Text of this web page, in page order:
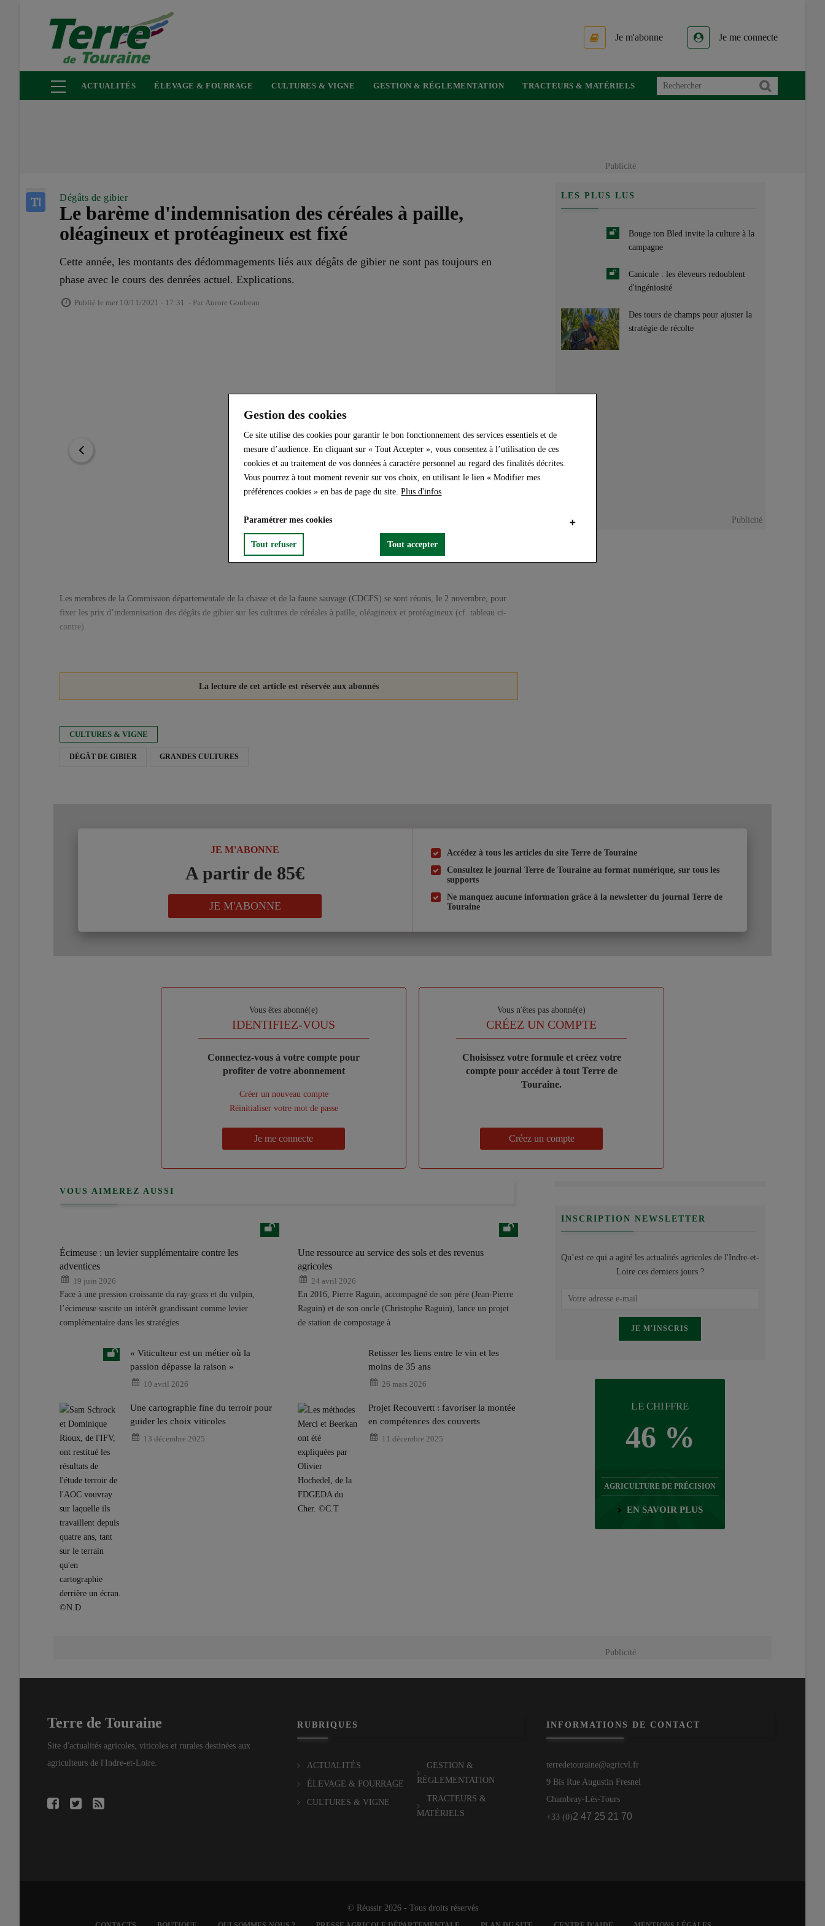
Je m'abonne Je me connecte
ACTUALITÉS ÉLEVAGE & FOURRAGE CULTURES & VIGNE GESTION & RÉGLEMENTATION TRACTEURS & MATÉRIELS
Publicité
Dégâts de gibier
Le barème d'indemnisation des céréales à paille,
oléagineux et protéagineux est fixé
Cette année, les montants des dédommagements liés aux dégâts de gibier ne sont pas toujours en
phase avec le cours des denrées actuel. Explications.
Publié le mer 10/11/2021 - 17:31 - Par Aurore Goubeau
Barème d'indemnisation 2021 des dégats de gibier
Les membres de la Commission départementale de la chasse et de la faune sauvage (CDCFS) se sont réunis, le 2 novembre, pour
fixer les prix d’indemnisation des dégâts de gibier sur les cultures de céréales à paille, oléagineux et protéagineux (cf. tableau ci-
contre).
CULTURES & VIGNE
DÉGÂT DE GIBIER GRANDES CULTURES
LES PLUS LUS
Bouge ton Bled invite la culture à la
campagne
Canicule : les éleveurs redoublent
d'ingéniosité
Des tours de champs pour ajuster la
stratégie de récolte
Publicité
JE M'ABONNE
A partir de 85€
JE M'ABONNE
Liste
à
Accédez à tous les articles du site Terre de Touraine
Consultez le journal Terre de Touraine au format numérique, sur tous les
supports
Ne manquez aucune information grâce à la newsletter du journal Terre de
Touraine
Vous êtes abonné(e)
IDENTIFIEZ-VOUS
Body
Connectez-vous à votre compte pour
profiter de votre abonnement
compte"
Créer un nouveau compte
Réinitialiser votre mot de passe
Je me connecte
Vous n'êtes pas abonné(e)
TITRECRÉEZ UN COMPTE
Body
Choisissez votre formule et créez votre
compte pour accéder à tout Terre de
Touraine.
Créez un compte
VOUS AIMEREZ AUSSI
Écimeuse : un levier supplémentaire contre les
adventices
19 juin 2026
Face à une pression croissante du ray-grass et du vulpin,
l’écimeuse suscite un intérêt grandissant comme levier
complémentaire dans les stratégies
Une ressource au service des sols et des revenus
agricoles
24 avril 2026
En 2016, Pierre Raguin, accompagné de son père (Jean-Pierre
Raguin) et de son oncle (Christophe Raguin), lance un projet
de station de compostage à
« Viticulteur est un métier où la
passion dépasse la raison »
10 avril 2026
Retisser les liens entre le vin et les
moins de 35 ans
26 mars 2026
Une cartographie fine du terroir pour
guider les choix viticoles
13 décembre 2025
Projet Recouvertt : favoriser la montée
en compétences des couverts
11 décembre 2025
INSCRIPTION NEWSLETTER
Qu’est ce qui a agité les actualités agricoles de l'Indre-et-
Loire ces derniers jours ?
LE CHIFFRE
46 %
AGRICULTURE DE PRÉCISION
EN SAVOIR PLUS
Publicité
Terre de Touraine
Site d'actualités agricoles, viticoles et rurales destinées aux
agriculteurs de l'Indre-et-Loire.
RUBRIQUES
ACTUALITÉS
ÉLEVAGE & FOURRAGE
CULTURES & VIGNE
GESTION &
RÉGLEMENTATION
TRACTEURS &
MATÉRIELS
INFORMATIONS DE CONTACT
terredetouraine@agricvl.fr
9 Bis Rue Augustin Fresnel
Chambray-Lès-Tours
+33 (0)2 47 25 21 70
© Réussir 2026 - Tous droits réservés
FOOTER
Gestion des cookies
Ce site utilise des cookies pour garantir le bon fonctionnement des services essentiels et de
mesure d’audience. En cliquant sur « Tout Accepter », vous consentez à l’utilisation de ces
cookies et au traitement de vos données à caractère personnel au regard des finalités décrites.
Vous pourrez à tout moment revenir sur vos choix, en utilisant le lien « Modifier mes
préférences cookies » en bas de page du site.Plus d'infos
Paramétrer mes cookies
Tout refuser Tout accepter